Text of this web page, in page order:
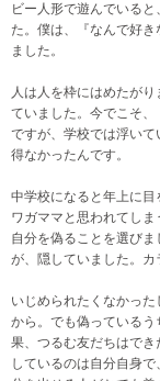
ビー人形で遊んでいる
た。僕は、『なんで好
ました。
人は人を枠にはめたが
ていました。今でこそ
ですが、学校では浮い
得なかったんです。
中学校になると年上に
ワガママと思われてしま
自分を偽ることを選び
が、隠していました。カ
いじめられたくなかっ
から。でも偽っている
果、つるむ友だちはで
しているのは自分自身